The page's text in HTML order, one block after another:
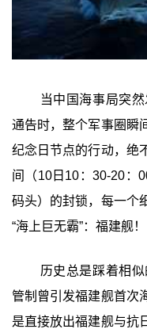
当中国海事局突
通告时，整个军事圈瞬
纪念日节点的行动，绝
间（10日10：30-20：
码头）的封锁，每一个
“海上巨无霸”：福建舰！
历史总是踩着相
管制曾引发福建舰首次
是直接放出福建舰与抗